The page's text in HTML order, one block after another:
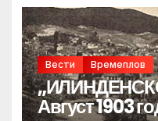
Вести Времеплов
Август 1903